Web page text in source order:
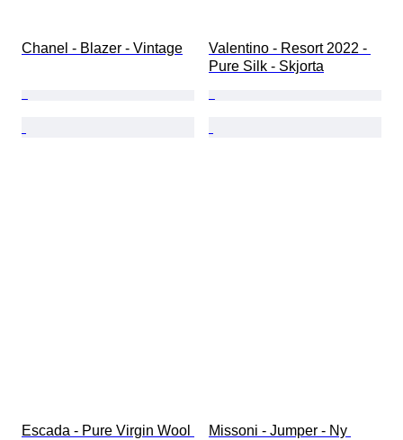
Chanel - Blazer - Vintage
Valentino - Resort 2022 -
Pure Silk - Skjorta
Escada - Pure Virgin Wool
Missoni - Jumper - Ny